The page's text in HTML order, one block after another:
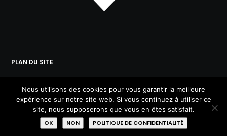
PLAN DU SITE
Acheter
Donner
Nous utilisons des cookies pour vous garantir la meilleure
expérience sur notre site web. Si vous continuez à utiliser ce
site, nous supposerons que vous en êtes satisfait.
OK
NON POLITIQUE DE CONFIDENTIALITÉ